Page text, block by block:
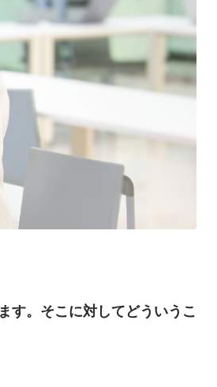
す。そこに対してどういうこ